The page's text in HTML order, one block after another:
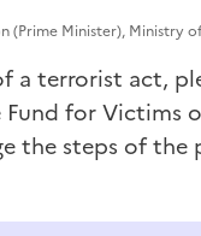
Minister), Ministry
a terrorist act,
for Victims
the steps of the